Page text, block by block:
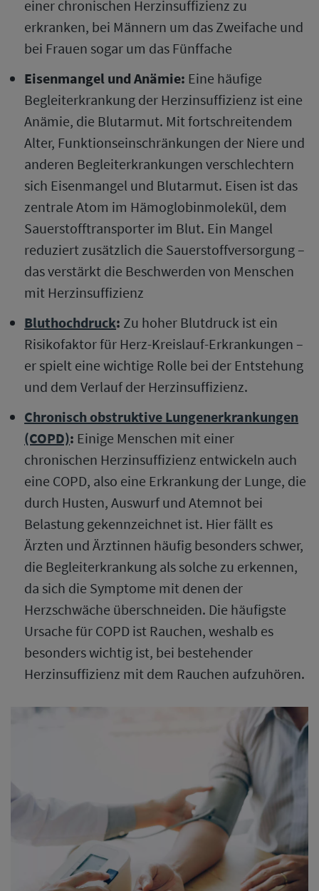
einer chronischen Herzinsuffizienz zu
erkranken, bei Männern um das Zweifache und
bei Frauen sogar um das Fünffache
Eisenmangel und Anämie: Eine häufige
Begleiterkrankung der Herzinsuffizienz ist eine
Anämie, die Blutarmut. Mit fortschreitendem
Alter, Funktionseinschränkungen der Niere und
anderen Begleiterkrankungen verschlechtern
sich Eisenmangel und Blutarmut. Eisen ist das
zentrale Atom im Hämoglobinmolekül, dem
Sauerstofftransporter im Blut. Ein Mangel
reduziert zusätzlich die Sauerstoffversorgung –
das verstärkt die Beschwerden von Menschen
mit Herzinsuffizienz
Bluthochdruck: Zu hoher Blutdruck ist ein
Risikofaktor für Herz-Kreislauf-Erkrankungen –
er spielt eine wichtige Rolle bei der Entstehung
und dem Verlauf der Herzinsuffizienz.
Chronisch obstruktive Lungenerkrankungen
(COPD): Einige Menschen mit einer
chronischen Herzinsuffizienz entwickeln auch
eine COPD, also eine Erkrankung der Lunge, die
durch Husten, Auswurf und Atemnot bei
Belastung gekennzeichnet ist. Hier fällt es
Ärzten und Ärztinnen häufig besonders schwer,
die Begleiterkrankung als solche zu erkennen,
da sich die Symptome mit denen der
Herzschwäche überschneiden. Die häufigste
Ursache für COPD ist Rauchen, weshalb es
besonders wichtig ist, bei bestehender
Herzinsuffizienz mit dem Rauchen aufzuhören.